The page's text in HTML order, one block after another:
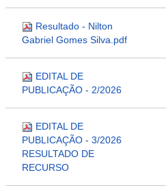
Resultado - Nilton
Gabriel Gomes Silva.pdf
EDITAL DE
PUBLICAÇÃO - 2/2026
EDITAL DE
PUBLICAÇÃO - 3/2026
RESULTADO DE
RECURSO